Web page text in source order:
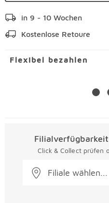
in 9 - 10 Wochen
Kostenlose Retoure
Flexibel bezahlen
Click & Collect prüfen
Filiale wählen...